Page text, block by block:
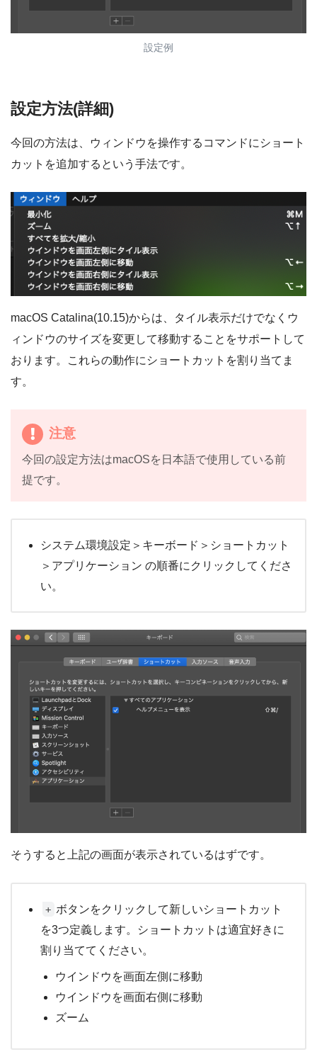
設定例
設定方法(詳細)
今回の方法は、ウィンドウを操作するコマンドにショート
カットを追加するという手法です。
macOS Catalina(10.15)からは、タイル表示だけでなくウ
ィンドウのサイズを変更して移動することをサポートして
おります。これらの動作にショートカットを割り当てま
す。
注意
今回の設定方法はmacOSを日本語で使用している前
提です。
システム環境設定＞キーボード＞ショートカット
＞アプリケーション の順番にクリックしてくださ
い。
そうすると上記の画面が表示されているはずです。
+ ボタンをクリックして新しいショートカット
を3つ定義します。ショートカットは適宜好きに
割り当ててください。
ウインドウを画面左側に移動
ウインドウを画面右側に移動
ズーム